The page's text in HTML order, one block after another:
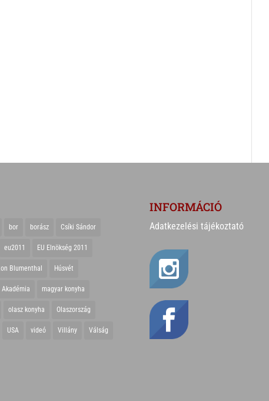
bor borász Csíki Sándor
eu2011 EU Elnökség 2011
Blumenthal Húsvét
magyar konyha
olasz konyha Olaszország
USA videó Villány Válság
INFORMÁCIÓ
Adatkezelési tájékoztató